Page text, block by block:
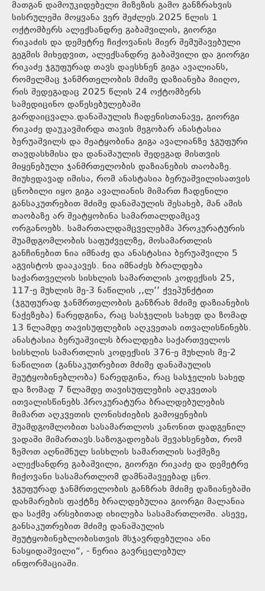
მათგან დამოუკიდებელი მიზეზის გამო განზრახვის
სისრულეში მოყვანა ვერ შეძლეს.2025 წლის 1
ოქტომბერს ალექსანდრე გაბაშვილის, გიორგი
რიკაძის და დემეტრე ჩიქოვანის მიერ შემუშავებული
გეგმის მიხედვით, ალექსანდრე გაბაშვილი და გიორგი
რიკაძე ჯგუფურად თავს დაესხნენ გიგა ავალიანს,
რომელმაც ჯანმრთელობის მძიმე დაზიანება მიიღო,
რის შედეგადაც 2025 წლის 24 ოქტომბერს
სამედიცინო დაწესებულებაში
გარდაიცვალა.დანაშაულის ჩადენისთანავე, გიორგი
რიკაძე დაუკავშირდა თავის მეგობარ ანასტასია
ბერუაშვილს და შეატყობინა გიგა ავალიანზე ჯგუფური
თავდასხმისა და დანაშაულის შედეგად მისთვის
მიყენებული ჯანმრთელობის დაზიანების თაობაზე.
მიუხედავად იმისა, რომ ანასტასია ბერუაშვილისათვის
ცნობილი იყო გიგა ავალიანის მიმართ ჩადენილი
განსაკუთრებით მძიმე დანაშაულის შესახებ, მან ამის
თაობაზე არ შეატყობინა სამართალდამცავ
ორგანოებს. სამართალდამცველებმა პროკურატურის
შუამდგომლობის საფუძველზე, მოსამართლის
განჩინებით ნია იმნაძე და ანასტასია ბერუაშვილი 5
აგვისტოს დააკავეს. ნია იმნაძეს ბრალდება
საქართველოს სისხლის სამართლის კოდექსის 25,
117-ე მუხლის მე-3 ნაწილის ,,ლ’’ ქვეპუნქტით
(ჯგუფურად ჯანმრთელობის განზრახ მძიმე დაზიანების
წაქეზება) წარედგინა, რაც სასჯელის სახედ და ზომად
13 წლამდე თავისუფლების აღკვეთას ითვალისწინებს.
ანასტასია ბერუაშვილს ბრალდება საქართველოს
სისხლის სამართლის კოდექსის 376-ე მუხლის მე-2
ნაწილით (განსაკუთრებით მძიმე დანაშაულის
შეუტყობინებლობა) წარედგინა, რაც სასჯელის სახედ
და ზომად 7 წლამდე თავისუფლების აღკვეთას
ითვალისწინებს.პროკურატურა ბრალდებულების
მიმართ აღკვეთის ღონისძიების გამოყენების
შუამდგომლობით სასამართლოს კანონით დადგენილ
ვადაში მიმართავს.საზოგადოებას შევახსენებთ, რომ
ზემოთ აღნიშნულ სისხლის სამართლის საქმეზე
ალექსანდრე გაბაშვილი, გიორგი რიკაძე და დემეტრე
ჩიქოვანი სასამართლომ დამნაშავეებად ცნო.
ჯგუფურად ჯანმრთელობის განზრახ მძიმე დაზიანებაში
დახმარების ფაქტზე ბრალდებულია გიორგი მალანია
და საქმე არსებითად იხილება სასამართლოში. ასევე,
განსაკუთრებით მძიმე დანაშაულის
შეუტყობინებლობისთვის მსჯავრდებულია ანი
ნასყიდაშვილი“, - წერია გავრცელებულ
ინფორმაციაში.